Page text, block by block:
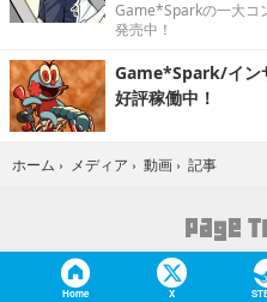
Game*Sparkの一大コ
発売中！
Game*Spark/イン
好評稼働中！
ホーム › メディア › 動画 › 記事
Home X